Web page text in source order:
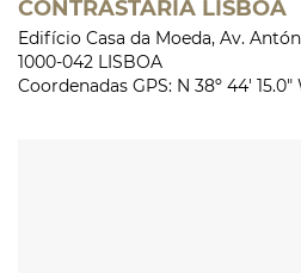
CONTRASTARIA LISBOA
Edifício Casa da Moeda, Av.
1000-042 LISBOA
Coordenadas GPS: N 38º 44′ 15.0″